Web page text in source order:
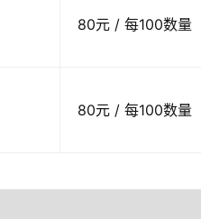
80元 / 每100数量
80元 / 每100数量